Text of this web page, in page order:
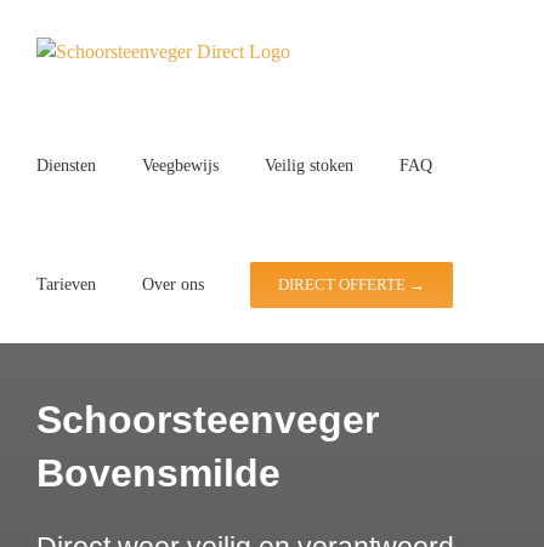
Diensten Veegbewijs Veilig stoken FAQ
Tarieven Over ons DIRECT OFFERTE →
Schoorsteenveger
Bovensmilde